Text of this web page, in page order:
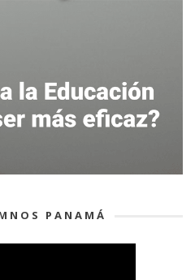
PANAMÁ